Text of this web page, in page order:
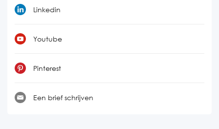
Linkedin
Youtube
Pinterest
Een brief schrijven